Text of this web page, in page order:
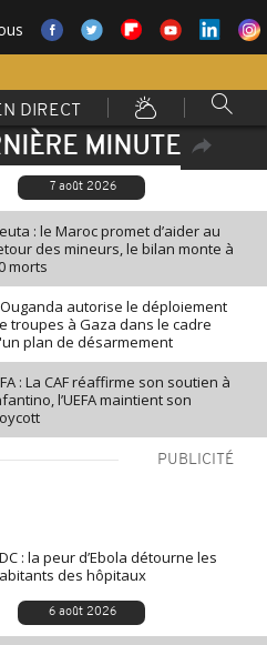
DIRECT
MINUTE
7 août 2026
: le Maroc promet d’aider au
des mineurs, le bilan monte à
morts
autorise le déploiement
troupes à Gaza dans le cadre
plan de désarmement
: La CAF réaffirme son soutien à
l’UEFA maintient son
PUBLICITÉ
: la peur d’Ebola détourne les
des hôpitaux
6 août 2026